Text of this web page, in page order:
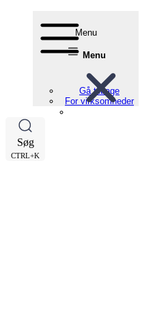
Menu
Menu
Gå tilbage
For virksomheder
Søg
CTRL+K